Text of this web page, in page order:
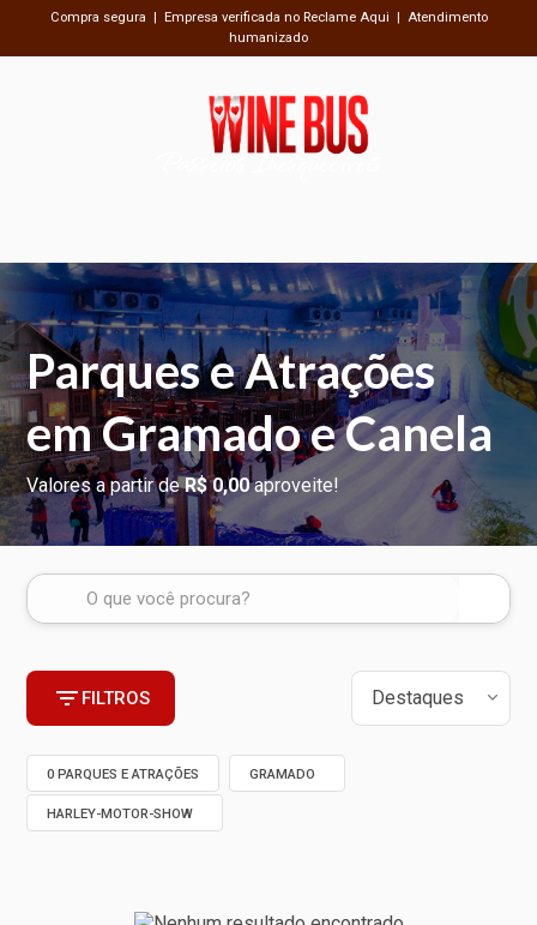
Compra segura | Empresa verificada no Reclame Aqui | Atendimento
humanizado
Passeios Inesquecíveis
Parques e Atrações
em Gramado e Canela
Valores a partir deR$ 0,00aproveite!
FILTROS
0 PARQUES E ATRAÇÕES GRAMADO
HARLEY-MOTOR-SHOW